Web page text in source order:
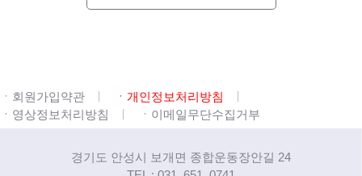
ㆍ회원가입약관
ㆍ개인정보처리방침
ㆍ영상정보처리방침
ㆍ이메일무단수집거부
경기도 안성시 보개면 종합운동장안길 24